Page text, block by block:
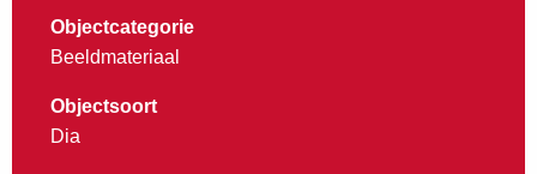
Objectcategorie
Beeldmateriaal
Objectsoort
Dia